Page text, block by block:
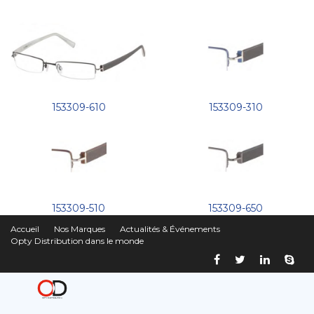
153309-610 153309-310
153309-510 153309-650
Accueil Nos Marques
Actualités & Événements
Opty Distribution dans le monde